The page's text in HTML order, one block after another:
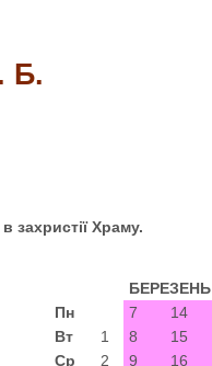
Б.
захристії Храму.
БЕРЕЗЕНЬ
Пн
7 14
Вт
1 8 15
Ср
2 9 16